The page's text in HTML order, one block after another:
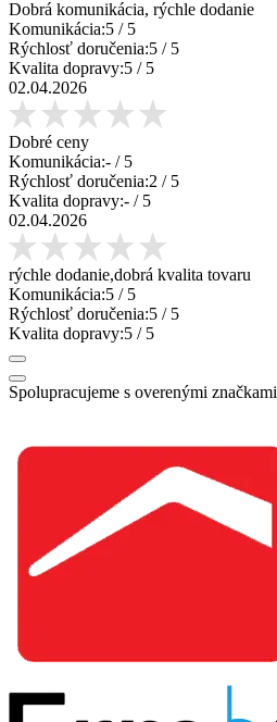
Dobrá komunikácia, rýchle dodanie
Komunikácia:5 / 5
Rýchlosť doručenia:5 / 5
Kvalita dopravy:5 / 5
02.04.2026
Dobré ceny
Komunikácia:- / 5
Rýchlosť doručenia:2 / 5
Kvalita dopravy:- / 5
02.04.2026
rýchle dodanie,dobrá kvalita tovaru
Komunikácia:5 / 5
Rýchlosť doručenia:5 / 5
Kvalita dopravy:5 / 5
Spolupracujeme s overenými značkami